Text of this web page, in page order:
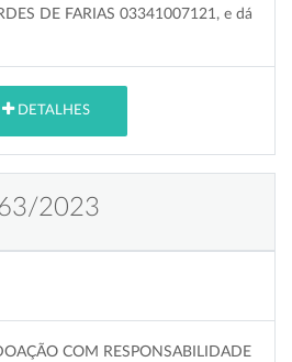
DE FARIAS 03341007121, e dá
DETALHES
2023
COM RESPONSABILIDADE